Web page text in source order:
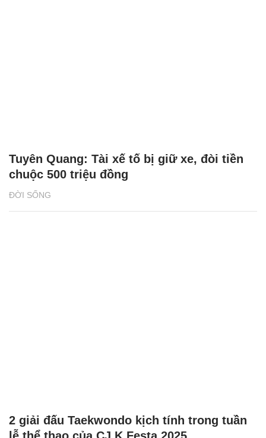
ĐỜI SỐNG
Tuyên Quang: Tài xế tố bị giữ xe, đòi tiền
chuộc 500 triệu đồng
2 giải đấu Taekwondo kịch tính trong tuần